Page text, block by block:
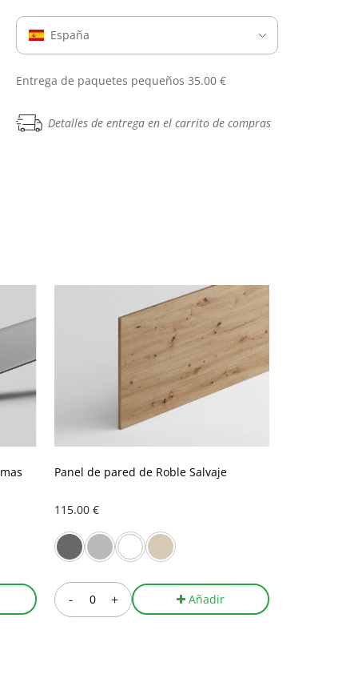
España
Entrega de paquetes pequeños 35.00 €
Detalles de entrega en el carrito de compras
Panel de pared de Roble Salvaje
115.00 €
- + Añadir